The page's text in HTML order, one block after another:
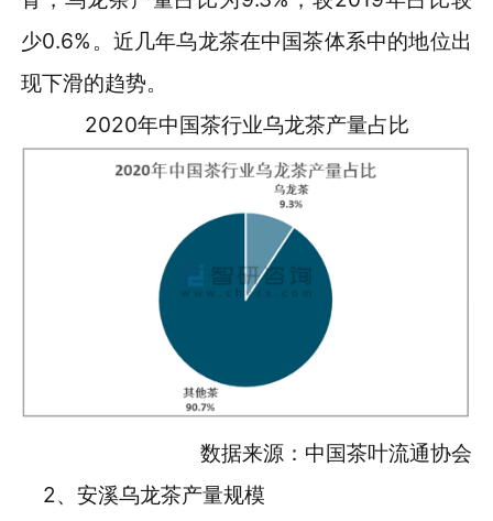
少0.6%。近几年乌龙茶在中国茶体系中的地位出
现下滑的趋势。
2020年中国茶行业乌龙茶产量占比
数据来源：中国茶叶流通协会
2、安溪乌龙茶产量规模